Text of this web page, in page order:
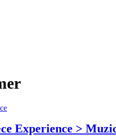
Experience >